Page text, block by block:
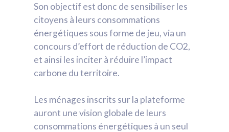
Son objectif est donc de sensibiliser les
citoyens à leurs consommations
énergétiques sous forme de jeu, via un
concours d’effort de réduction de CO2,
et ainsi les inciter à réduire l’impact
carbone du territoire.
Les ménages inscrits sur la plateforme
auront une vision globale de leurs
consommations énergétiques à un seul